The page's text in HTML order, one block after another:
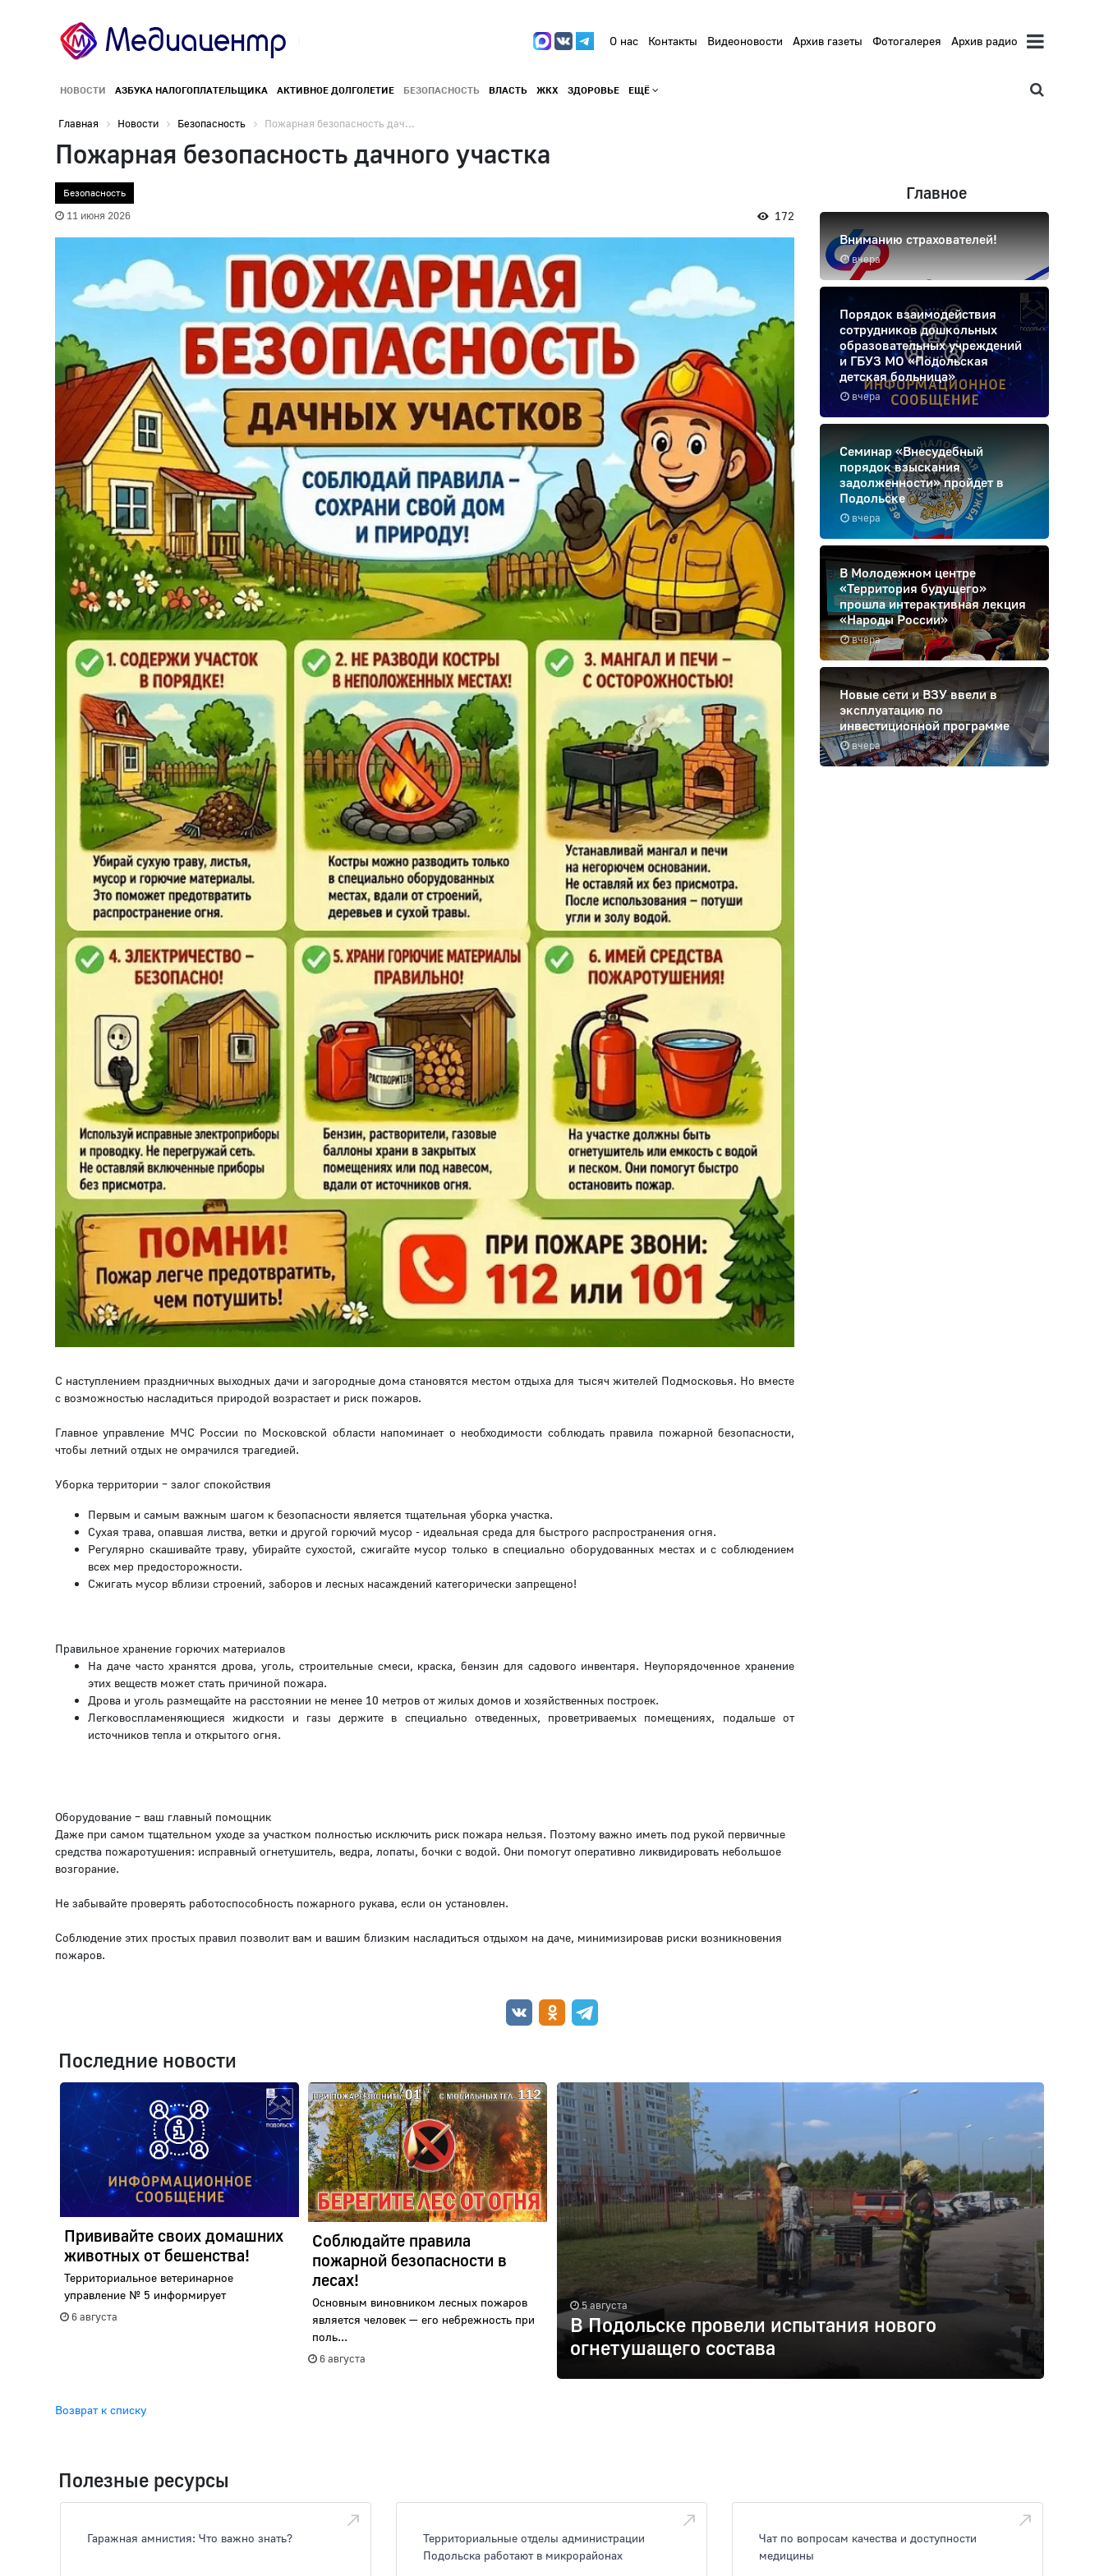
О нас Контакты Видеоновости Архив газеты Фотогалерея Архив радио
НОВОСТИ АЗБУКА НАЛОГОПЛАТЕЛЬЩИКА АКТИВНОЕ ДОЛГОЛЕТИЕ БЕЗОПАСНОСТЬ ВЛАСТЬ ЖКХ ЗДОРОВЬЕ ЕЩЁ
Главная Новости Безопасность Пожарная безопасность дач...
Пожарная безопасность дачного участка
Безопасность
11 июня 2026 172
С наступлением праздничных выходных дачи и загородные дома становятся местом отдыха для тысяч жителей Подмосковья. Но вместе
с возможностью насладиться природой возрастает и риск пожаров.
Главное управление МЧС России по Московской области напоминает о необходимости соблюдать правила пожарной безопасности,
чтобы летний отдых не омрачился трагедией.
Уборка территории – залог спокойствия
Первым и самым важным шагом к безопасности является тщательная уборка участка.
Сухая трава, опавшая листва, ветки и другой горючий мусор - идеальная среда для быстрого распространения огня.
Регулярно скашивайте траву, убирайте сухостой, сжигайте мусор только в специально оборудованных местах и с соблюдением
всех мер предосторожности.
Сжигать мусор вблизи строений, заборов и лесных насаждений категорически запрещено!
Правильное хранение горючих материалов
На даче часто хранятся дрова, уголь, строительные смеси, краска, бензин для садового инвентаря. Неупорядоченное хранение
этих веществ может стать причиной пожара.
Дрова и уголь размещайте на расстоянии не менее 10 метров от жилых домов и хозяйственных построек.
Легковоспламеняющиеся жидкости и газы держите в специально отведенных, проветриваемых помещениях, подальше от
источников тепла и открытого огня.
Оборудование – ваш главный помощник
Даже при самом тщательном уходе за участком полностью исключить риск пожара нельзя. Поэтому важно иметь под рукой первичные
средства пожаротушения: исправный огнетушитель, ведра, лопаты, бочки с водой. Они помогут оперативно ликвидировать небольшое
возгорание.
Не забывайте проверять работоспособность пожарного рукава, если он установлен.
Соблюдение этих простых правил позволит вам и вашим близким насладиться отдыхом на даче, минимизировав риски возникновения
пожаров.
Главное
вчера
Вниманию страхователей!
вчера
Порядок взаимодействия
сотрудников дошкольных
образовательных учреждений
и ГБУЗ МО «Подольская
детская больница»
вчера
Семинар «Внесудебный
порядок взыскания
задолженности» пройдет в
Подольске
вчера
В Молодежном центре
«Территория будущего»
прошла интерактивная лекция
«Народы России»
вчера
Новые сети и ВЗУ ввели в
эксплуатацию по
инвестиционной программе
Последние новости
Прививайте своих домашних
животных от бешенства!
Территориальное ветеринарное
управление № 5 информирует
6 августа
Соблюдайте правила
пожарной безопасности в
лесах!
Основным виновником лесных пожаров
является человек — его небрежность при
поль...
6 августа
5 августа
В Подольске провели испытания нового
огнетушащего состава
Возврат к списку
Полезные ресурсы
Гаражная амнистия: Что важно знать?
Территориальные отделы администрации
Подольска работают в микрорайонах
Чат по вопросам качества и доступности
медицины